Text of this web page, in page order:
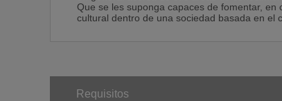
Que se les suponga capaces de fomentar,
cultural dentro de una sociedad basada en el
Requisitos